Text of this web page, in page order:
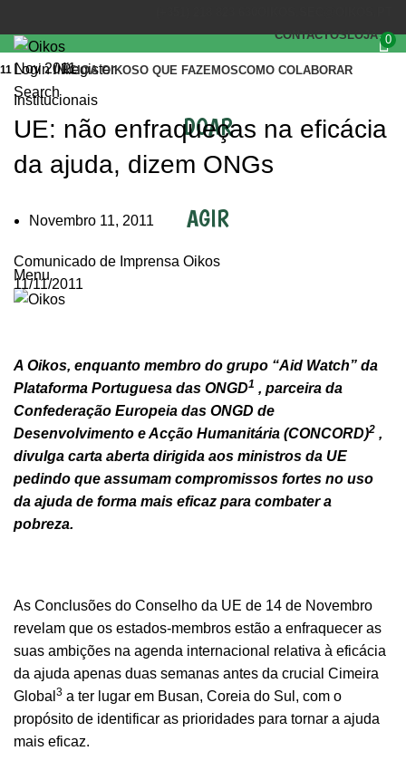
CONTACTOSLOJA 0
Login / Register
Search
INÍCIOA OIKOSO QUE FAZEMOSCOMO COLABORAR
DOAR
AGIR
Menu
Institucionais
UE: não enfraqueças na eficácia
da ajuda, dizem ONGs
Novembro 11, 2011
11 Nov 2011
Comunicado de Imprensa Oikos
11/11/2011
A Oikos, enquanto membro do grupo “Aid Watch” da
Plataforma Portuguesa das ONGD1 , parceira da
Confederação Europeia das ONGD de
Desenvolvimento e Acção Humanitária (CONCORD)2 ,
divulga carta aberta dirigida aos ministros da UE
pedindo que assumam compromissos fortes no uso
da ajuda de forma mais eficaz para combater a
pobreza.
As Conclusões do Conselho da UE de 14 de Novembro
revelam que os estados-membros estão a enfraquecer as
suas ambições na agenda internacional relativa à eficácia
da ajuda apenas duas semanas antes da crucial Cimeira
Global 3 a ter lugar em Busan, Coreia do Sul, com o
propósito de identificar as prioridades para tornar a ajuda
mais eficaz.